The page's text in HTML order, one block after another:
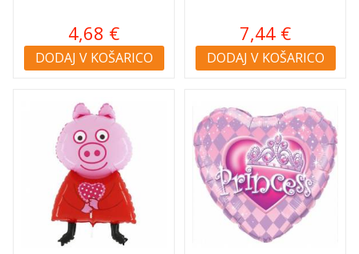
4,68 €
DODAJ V KOŠARICO
7,44 €
DODAJ V KOŠARICO